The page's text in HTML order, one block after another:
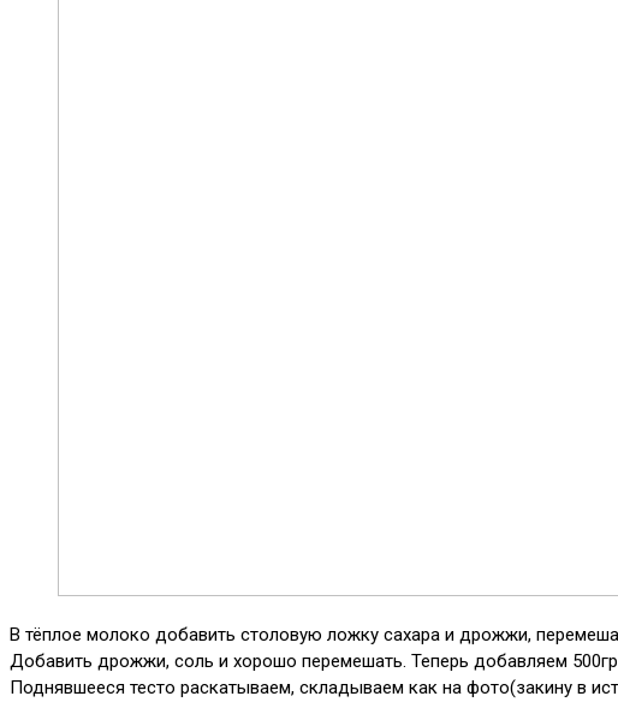
В тёплое молоко добавить столовую ложку сахара и дрожжи,
Добавить дрожжи, соль и хорошо перемешать. Теперь добавляем
Поднявшееся тесто раскатываем, складываем как на фото(закину в